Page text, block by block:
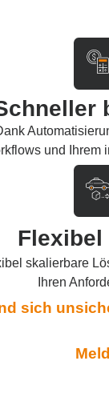
und Ihrem
Flexibel
skalierbare
Ihren
sich